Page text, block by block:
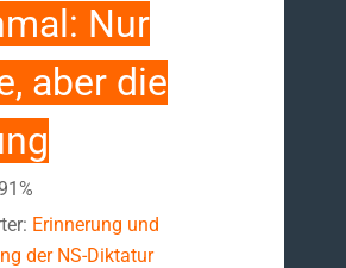
Nur
aber die
Erinnerung und
der NS-Diktatur